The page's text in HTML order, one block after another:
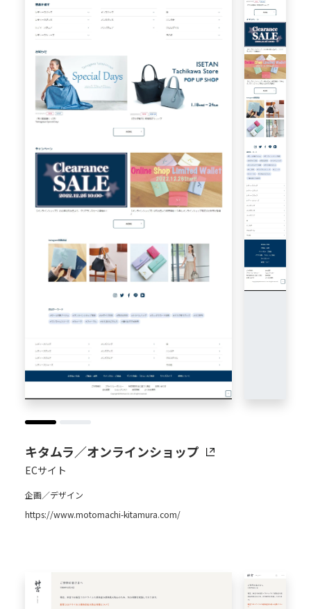
キタムラ／オンラインショップ
ECサイト
企画／デザイン
https://www.motomachi-kitamura.com/